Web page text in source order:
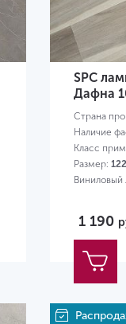
SPC
Дафна
Страна
Наличие
Класс
Размер:
Виниловый
1 190